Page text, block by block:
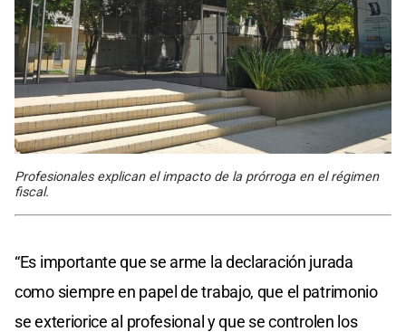
Profesionales explican el impacto de la prórroga en el régimen
fiscal.
“Es importante que se arme la declaración jurada
como siempre en papel de trabajo, que el patrimonio
se exteriorice al profesional y que se controlen los